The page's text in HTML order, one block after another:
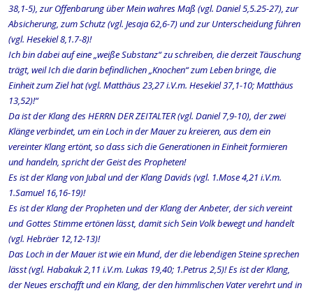
38,1-5), zur Offenbarung über Mein wahres Maß (vgl. Daniel 5,5.25-27), zur
Absicherung, zum Schutz (vgl. Jesaja 62,6-7) und zur Unterscheidung führen
(vgl. Hesekiel 8,1.7-8)!
Ich bin dabei auf eine „weiße Substanz“ zu schreiben, die derzeit Täuschung
trägt, weil Ich die darin befindlichen „Knochen“ zum Leben bringe, die
Einheit zum Ziel hat (vgl. Matthäus 23,27 i.V.m. Hesekiel 37,1-10; Matthäus
13,52)!“
Da ist der Klang des HERRN DER ZEITALTER (vgl. Daniel 7,9-10), der zwei
Klänge verbindet, um ein Loch in der Mauer zu kreieren, aus dem ein
vereinter Klang ertönt, so dass sich die Generationen in Einheit formieren
und handeln, spricht der Geist des Propheten!
Es ist der Klang von Jubal und der Klang Davids (vgl. 1.Mose 4,21 i.V.m.
1.Samuel 16,16-19)!
Es ist der Klang der Propheten und der Klang der Anbeter, der sich vereint
und Gottes Stimme ertönen lässt, damit sich Sein Volk bewegt und handelt
(vgl. Hebräer 12,12-13)!
Das Loch in der Mauer ist wie ein Mund, der die lebendigen Steine sprechen
lässt (vgl. Habakuk 2,11 i.V.m. Lukas 19,40; 1.Petrus 2,5)! Es ist der Klang,
der Neues erschafft und ein Klang, der den himmlischen Vater verehrt und in